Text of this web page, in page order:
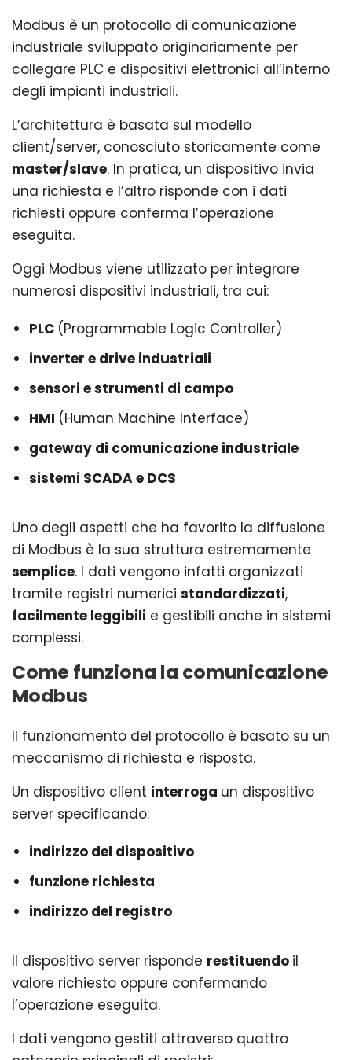
Modbus è un protocollo di comunicazione
industriale sviluppato originariamente per
collegare PLC e dispositivi elettronici all’interno
degli impianti industriali.
L’architettura è basata sul modello
client/server, conosciuto storicamente come
master/slave. In pratica, un dispositivo invia
una richiesta e l’altro risponde con i dati
richiesti oppure conferma l’operazione
eseguita.
Oggi Modbus viene utilizzato per integrare
numerosi dispositivi industriali, tra cui:
PLC (Programmable Logic Controller)
inverter e drive industriali
sensori e strumenti di campo
HMI (Human Machine Interface)
gateway di comunicazione industriale
sistemi SCADA e DCS
Uno degli aspetti che ha favorito la diffusione
di Modbus è la sua struttura estremamente
semplice. I dati vengono infatti organizzati
tramite registri numerici standardizzati,
facilmente leggibili e gestibili anche in sistemi
complessi.
Come funziona la comunicazione
Modbus
Il funzionamento del protocollo è basato su un
meccanismo di richiesta e risposta.
Un dispositivo client interroga un dispositivo
server specificando:
indirizzo del dispositivo
funzione richiesta
indirizzo del registro
Il dispositivo server risponde restituendo il
valore richiesto oppure confermando
l’operazione eseguita.
I dati vengono gestiti attraverso quattro